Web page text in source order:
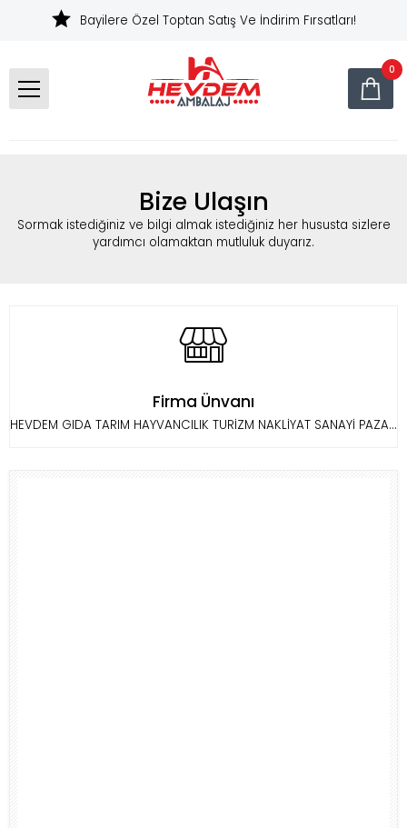
Bayilere Özel Toptan Satış Ve İndirim Fırsatları!
0
Bize Ulaşın
Sormak istediğiniz ve bilgi almak istediğiniz her hususta sizlere
yardımcı olamaktan mutluluk duyarız.
Firma Ünvanı
HEVDEM GIDA TARIM HAYVANCILIK TURİZM NAKLİYAT SANAYİ PAZARLAMA LTD.ŞTİ.